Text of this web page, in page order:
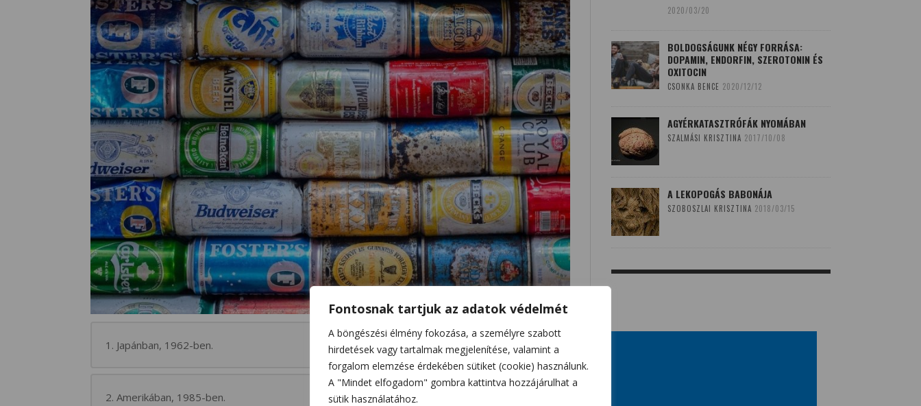
Fontosnak tartjuk az adatok védelmét
A böngészési élmény fokozása, a személyre szabott
hirdetések vagy tartalmak megjelenítése, valamint a
forgalom elemzése érdekében sütiket (cookie) használunk.
A "Mindet elfogadom" gombra kattintva hozzájárulhat a
sütik használatához.
1. Japánban, 1962-ben.
2. Amerikában, 1985-ben.
2020/03/20
BOLDOGSÁGUNK NÉGY FORRÁSA:
DOPAMIN, ENDORFIN, SZEROTONIN ÉS
OXITOCIN
CSONKA BENCE 2020/12/12
AGYÉRKATASZTRÓFÁK NYOMÁBAN
SZALMÁSI KRISZTINA 2017/10/08
A LEKOPOGÁS BABONÁJA
SZOBOSZLAI KRISZTINA 2018/03/15